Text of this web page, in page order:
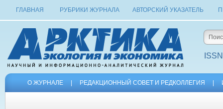
ГЛАВНАЯ РУБРИКИ ЖУРНАЛА АВТОРСКИЙ УКАЗАТЕЛЬ
О ЖУРНАЛЕ РЕДАКЦИОННЫЙ СОВЕТ И РЕДКОЛЛЕГИЯ